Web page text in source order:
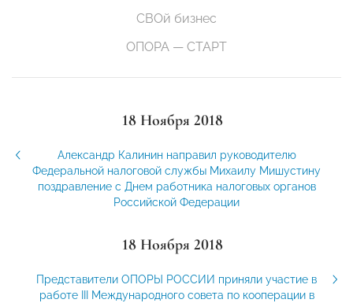
СВОй бизнес
ОПОРА — СТАРТ
18 Ноября 2018
Александр Калинин направил руководителю
Федеральной налоговой службы Михаилу Мишустину
поздравление с Днем работника налоговых органов
Российской Федерации
18 Ноября 2018
Представители ОПОРЫ РОССИИ приняли участие в
работе III Международного совета по кооперации в